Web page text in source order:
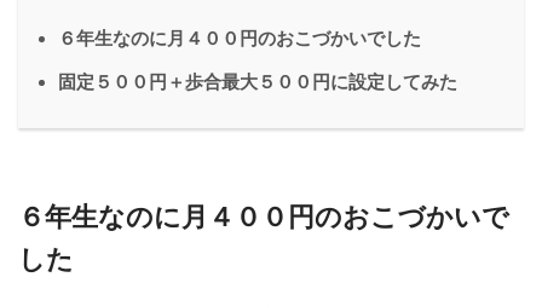
６年生なのに月４００円のおこづかいでした
固定５００円＋歩合最大５００円に設定してみた
６年生なのに月４００円のおこづかいで
した